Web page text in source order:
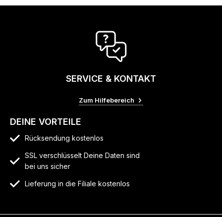
SERVICE & KONTAKT
Zum Hilfebereich
DEINE VORTEILE
Rücksendung kostenlos
SSL verschlüsselt Deine Daten sind
bei uns sicher
Lieferung in die Filiale kostenlos